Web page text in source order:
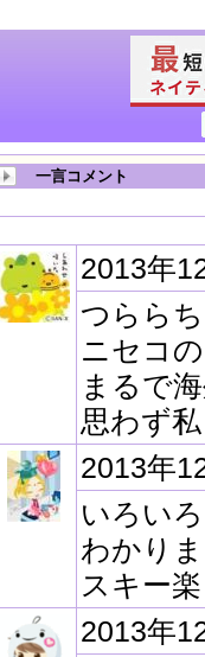
一言コメント
2013年
つらら
ニセコ
まるで
思わず
2013年
いろい
わかり
スキー
2013年